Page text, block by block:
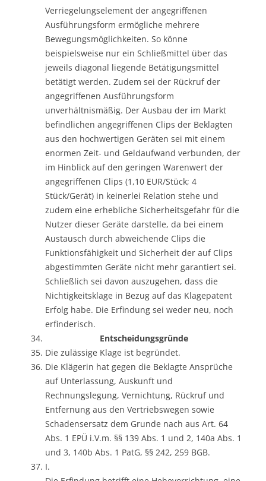
Verriegelungselement der angegriffenen
Ausführungsform ermögliche mehrere
Bewegungsmöglichkeiten. So könne
beispielsweise nur ein Schließmittel über das
jeweils diagonal liegende Betätigungsmittel
betätigt werden. Zudem sei der Rückruf der
angegriffenen Ausführungsform
unverhältnismäßig. Der Ausbau der im Markt
befindlichen angegriffenen Clips der Beklagten
aus den hochwertigen Geräten sei mit einem
enormen Zeit- und Geldaufwand verbunden, der
im Hinblick auf den geringen Warenwert der
angegriffenen Clips (1,10 EUR/Stück; 4
Stück/Gerät) in keinerlei Relation stehe und
zudem eine erhebliche Sicherheitsgefahr für die
Nutzer dieser Geräte darstelle, da bei einem
Austausch durch abweichende Clips die
Funktionsfähigkeit und Sicherheit der auf Clips
abgestimmten Geräte nicht mehr garantiert sei.
Schließlich sei davon auszugehen, dass die
Nichtigkeitsklage in Bezug auf das Klagepatent
Erfolg habe. Die Erfindung sei weder neu, noch
erfinderisch.
Entscheidungsgründe
Die zulässige Klage ist begründet.
Die Klägerin hat gegen die Beklagte Ansprüche
auf Unterlassung, Auskunft und
Rechnungslegung, Vernichtung, Rückruf und
Entfernung aus den Vertriebswegen sowie
Schadensersatz dem Grunde nach aus Art. 64
Abs. 1 EPÜ i.V.m. §§ 139 Abs. 1 und 2, 140a Abs. 1
und 3, 140b Abs. 1 PatG, §§ 242, 259 BGB.
I.